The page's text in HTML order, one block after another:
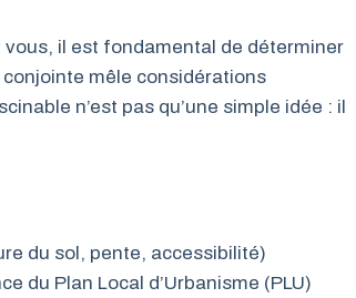
il est fondamental de déterminer
mêle considérations
n’est pas qu’une simple idée : il
du sol, pente, accessibilité)
du Plan Local d’Urbanisme (PLU)